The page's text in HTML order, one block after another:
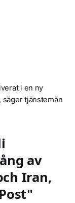
i en ny
säger tjänstemän
av
Iran,